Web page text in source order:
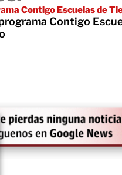
Contigo Escuelas de
Contigo